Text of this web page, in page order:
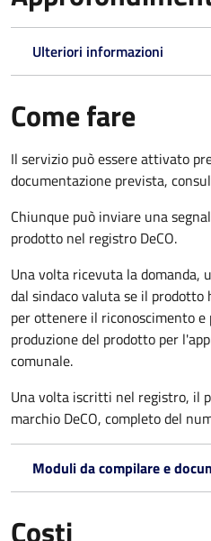
Ulteriori informazioni
Come fare
Il servizio può essere attivato
documentazione prevista,
Chiunque può inviare una
prodotto nel registro DeCO.
Una volta ricevuta la domanda,
dal sindaco valuta se il
per ottenere il riconoscimento
produzione del prodotto per
comunale.
Una volta iscritti nel registro, il
marchio DeCO, completo del
Moduli da compilare e
Costi